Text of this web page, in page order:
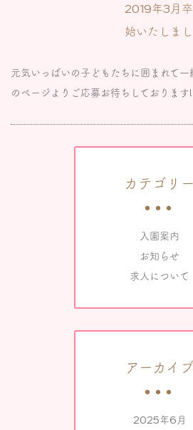
2019年3月
始いたしまし
元気いっぱいの子どもたちに囲まれて
のページよりご応募お待ちしております
カテゴリー
入園案内
お知らせ
求人について
アーカイ
2025年6月